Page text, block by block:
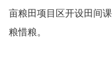
亩粮田项目区开设田间
粮惜粮。